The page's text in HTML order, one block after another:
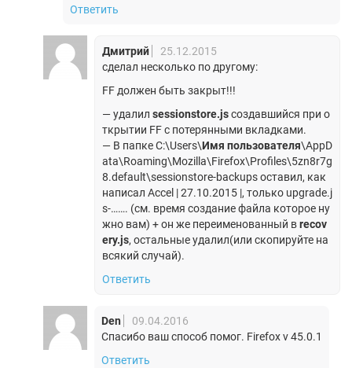
Ответить
Дмитрий
25.12.2015
сделал несколько по другому:
FF должен быть закрыт!!!
— удалил sessionstore.jsсоздавшийся при о
ткрытии FF с потерянными вкладками.
— В папке C:\Users\Имя пользователя\AppD
ata\Roaming\Mozilla\Firefox\Profiles\5zn8r7g
8.default\sessionstore-backups оставил, как
написал Accel | 27.10.2015 |, только upgrade.j
s-……. (см. время создание файла которое ну
жно вам) + он же переименованный вrecov
ery.js, остальные удалил(или скопируйте на
всякий случай).
Ответить
Den
09.04.2016
Спасибо ваш способ помог. Firefox v 45.0.1
Ответить